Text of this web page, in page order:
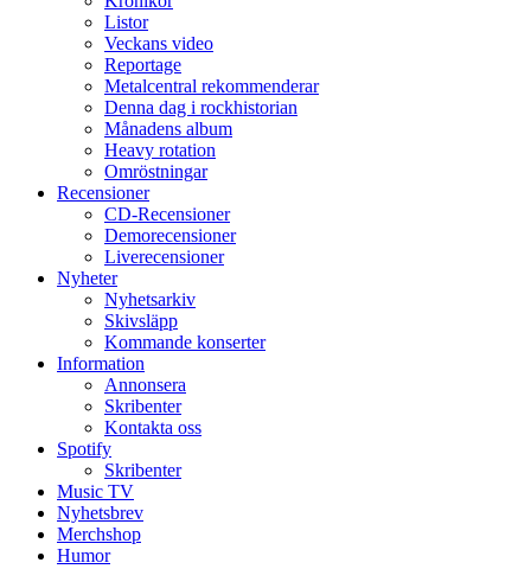
Listor
Veckans video
Reportage
Metalcentral rekommenderar
Denna dag i rockhistorian
Månadens album
Heavy rotation
Omröstningar
Recensioner
CD-Recensioner
Demorecensioner
Liverecensioner
Nyheter
Nyhetsarkiv
Skivsläpp
Kommande konserter
Information
Annonsera
Skribenter
Kontakta oss
Spotify
Skribenter
Music TV
Nyhetsbrev
Merchshop
Humor